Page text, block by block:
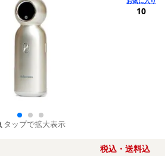
タップで拡大表示
10
税込・送料込